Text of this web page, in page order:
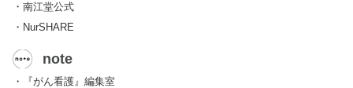
・南江堂公式
・NurSHARE
note
・『がん看護』編集室